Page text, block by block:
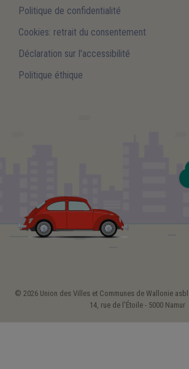
Politique de confidentialité
Cookies: retrait du consentement
Déclaration sur l'accessibilité
Politique éthique
© 2026 Union des Villes et Communes de Wallonie
14, rue de l'Étoile - 5000 Namur